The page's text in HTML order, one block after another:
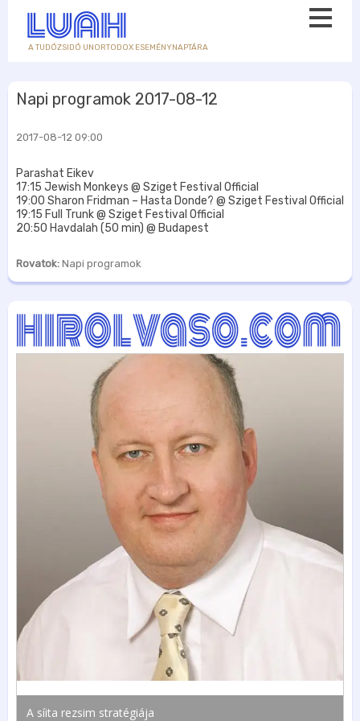
A TUDÓZSIDÓ UNORTODOX ESEMÉNYNAPTÁRA
Napi programok 2017-08-12
2017-08-12 09:00
Parashat Eikev
17:15 Jewish Monkeys @ Sziget Festival Official
19:00 Sharon Fridman – Hasta Donde? @ Sziget Festival Official
19:15 Full Trunk @ Sziget Festival Official
20:50 Havdalah (50 min) @ Budapest
Rovatok: Napi programok